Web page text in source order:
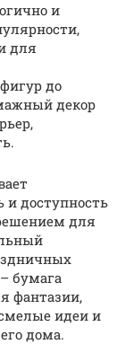
и
для
до
декор
и доступность
для
бумага
фантазии,
идеи и
дома.